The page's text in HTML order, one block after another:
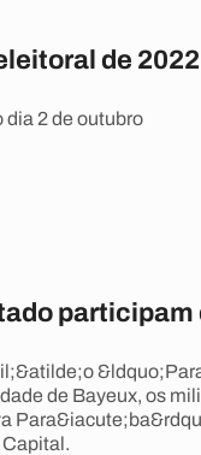
de
dia 2 de outubro
participam
de Bayeux, os